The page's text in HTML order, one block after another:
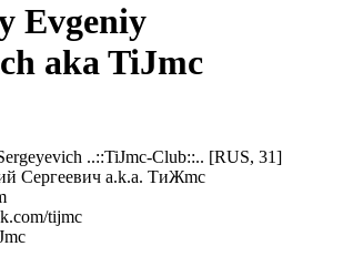
Evgeniy
aka TiJmc
..::TiJmc-Club::.. [RUS, 31]
Сергеевич a.k.a. ТиЖmc
tijmc